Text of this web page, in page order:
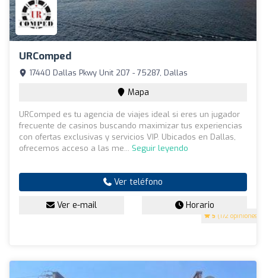
URComped
5 (172 opiniones)
17440 Dallas Pkwy Unit 207 - 75287, Dallas
Mapa
URComped es tu agencia de viajes ideal si eres un jugador
frecuente de casinos buscando maximizar tus experiencias
con ofertas exclusivas y servicios VIP. Ubicados en Dallas,
ofrecemos acceso a las me... Seguir leyendo
Ver teléfono
Ver e-mail Horario